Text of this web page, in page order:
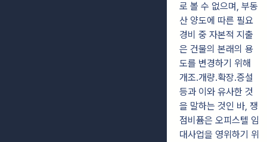
로 볼 수 없으며, 부동
산 양도에 따른 필요
경비 중 자본적 지출
은 건물의 본래의 용
도를 변경하기 위해
개조․개량․확장․증설
등과 이와 유사한 것
을 말하는 것인 바, 쟁
점비퓸은 오피스텔 임
대사업을 영위하기 위